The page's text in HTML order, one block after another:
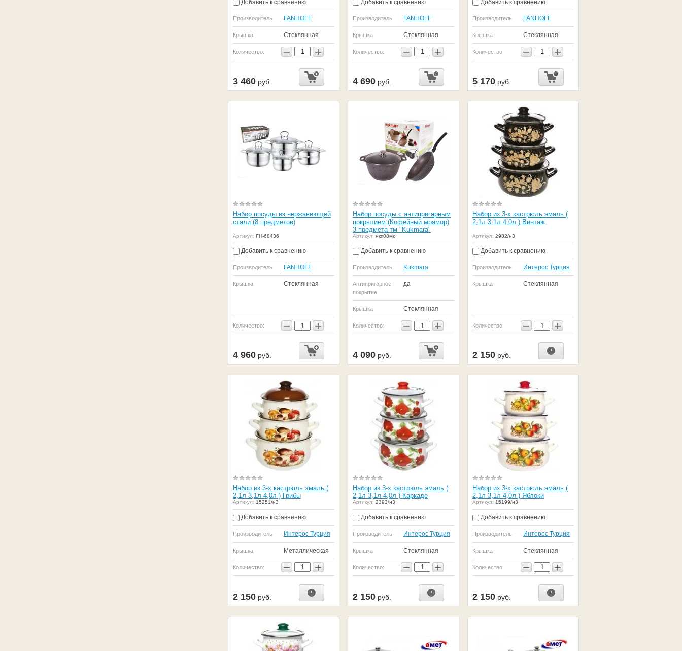
Добавить к сравнению
Производитель FANHOFF
Крышка Стеклянная
Количество: − +
3 460 руб.
Добавить к сравнению
Производитель FANHOFF
Крышка Стеклянная
Количество: − +
4 690 руб.
Добавить к сравнению
Производитель FANHOFF
Крышка Стеклянная
Количество: − +
5 170 руб.
Набор посуды из нержавеющей
стали (8 предметов)
Артикул: FH-68436
Добавить к сравнению
Производитель FANHOFF
Крышка Стеклянная
Количество: − +
4 960 руб.
Набор посуды с антипригарным
покрытием (Кофейный мрамор)
3 предмета тм "Kukmara"
Артикул: нкп08мк
Добавить к сравнению
Производитель Kukmara
Антипригарное
покрытие
да
Крышка Стеклянная
Количество: − +
4 090 руб.
Набор из 3-х кастрюль эмаль (
2,1л 3,1л 4,0л ) Винтаж
Артикул: 2982/н3
Добавить к сравнению
Производитель Интерос Турция
Крышка Стеклянная
Количество: − +
2 150 руб.
Набор из 3-х кастрюль эмаль (
2,1л 3,1л 4,0л ) Грибы
Артикул: 15251/н3
Добавить к сравнению
Производитель Интерос Турция
Крышка Металлическая
Количество: − +
2 150 руб.
Набор из 3-х кастрюль эмаль (
2,1л 3,1л 4,0л ) Каркаде
Артикул: 2392/н3
Добавить к сравнению
Производитель Интерос Турция
Крышка Стеклянная
Количество: − +
2 150 руб.
Набор из 3-х кастрюль эмаль (
2,1л 3,1л 4,0л ) Яблоки
Артикул: 15199/н3
Добавить к сравнению
Производитель Интерос Турция
Крышка Стеклянная
Количество: − +
2 150 руб.